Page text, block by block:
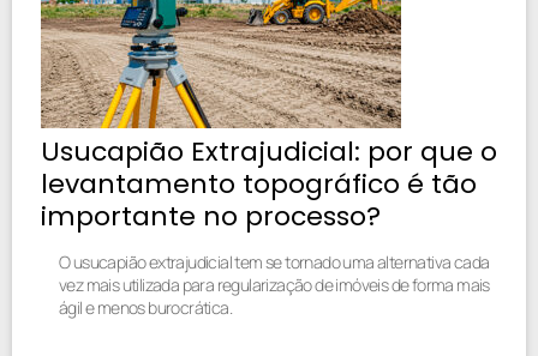
Usucapião Extrajudicial: por que o
levantamento topográfico é tão
importante no processo?
O usucapião extrajudicial tem se tornado uma alternativa cada
vez mais utilizada para regularização de imóveis de forma mais
ágil e menos burocrática.